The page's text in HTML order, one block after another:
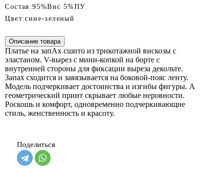
Состав:95%Вис 5%ПУ
Цвет:сине-зеленый
Описание товара
Платье на запАх сшито из трикотажной вискозы с
эластаном. V-вырез с мини-копкой на борте с
внутренней стороны для фиксации выреза декольте.
Запах сходится и завязывается на боковой-пояс ленту.
Модель подчеркивает достоинства и изгибы фигуры. А
геометрический принт скрывает любые неровности.
Роскошь и комфорт, одновременно подчеркивающие
стиль, женственность и красоту.
Поделиться